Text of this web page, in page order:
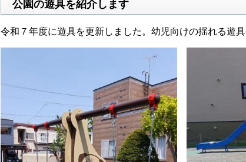
公園の遊具を紹介します
令和７年度に遊具を更新しました。幼児向けの揺れる遊